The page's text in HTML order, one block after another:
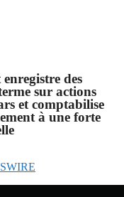
des
sur actions
et comptabilise
à une forte